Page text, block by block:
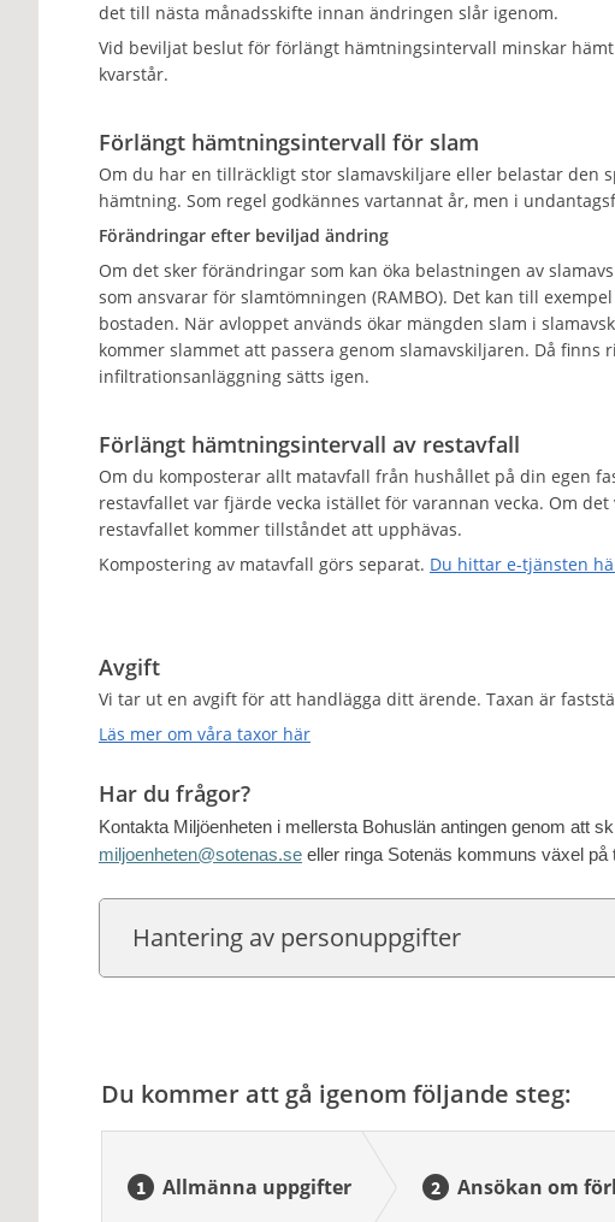
det till nästa månadsskifte innan ändringen slår igenom.
Vid beviljat beslut för förlängt hämtningsintervall minskar
kvarstår.
Förlängt hämtningsintervall för slam
Om du har en tillräckligt stor slamavskiljare eller belastar den
hämtning. Som regel godkännes vartannat år, men i
Förändringar efter beviljad ändring
Om det sker förändringar som kan öka belastningen av
som ansvarar för slamtömningen (RAMBO). Det kan till
bostaden. När avloppet används ökar mängden slam i
kommer slammet att passera genom slamavskiljaren. Då finns
infiltrationsanläggning sätts igen.
Förlängt hämtningsintervall av restavfall
Om du komposterar allt matavfall från hushållet på din egen
restavfallet var fjärde vecka istället för varannan vecka. Om
restavfallet kommer tillståndet att upphävas.
Kompostering av matavfall görs separat. Du hittar e-tjänsten
Avgift
Vi tar ut en avgift för att handlägga ditt ärende. Taxan är
Läs mer om våra taxor här
Har du frågor?
Kontakta Miljöenheten i mellersta Bohuslän antingen genom att
miljoenheten@sotenas.seeller ringa Sotenäs kommuns växel på
Hantering av personuppgifter
Du kommer att gå igenom följande steg:
Allmänna uppgifter Ansökan om